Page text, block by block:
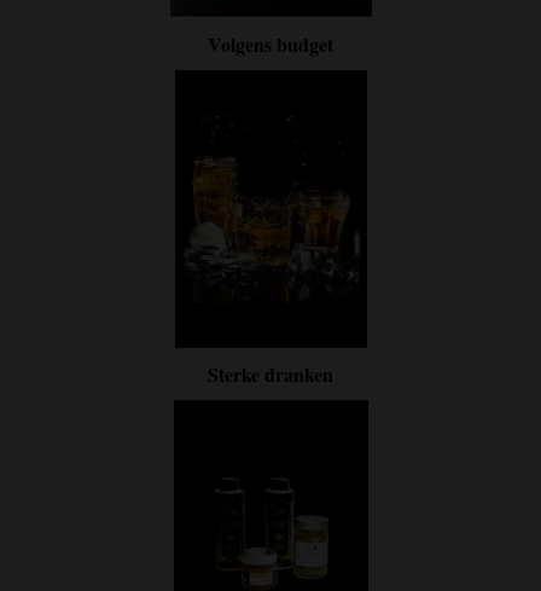
Volgens budget
Sterke dranken